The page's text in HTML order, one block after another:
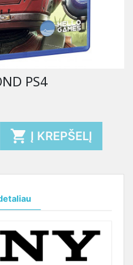
PS4
 Į KREPŠELĮ